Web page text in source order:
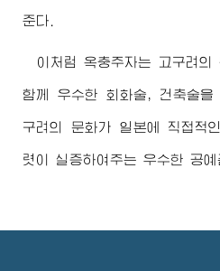
준다.
이처럼 옥충주자는 고구려
함께 우수한 회화술, 건축술
구려의 문화가 일본에 직접적
렷이 실증하여주는 우수한 공예